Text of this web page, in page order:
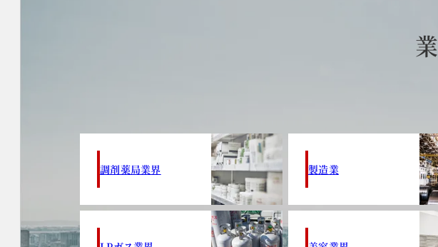
業
調剤薬局業界 製造業